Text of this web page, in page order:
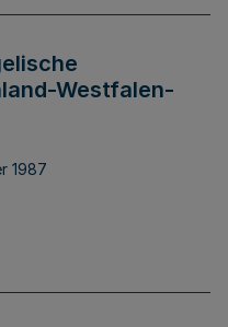
Westfalen-
1987